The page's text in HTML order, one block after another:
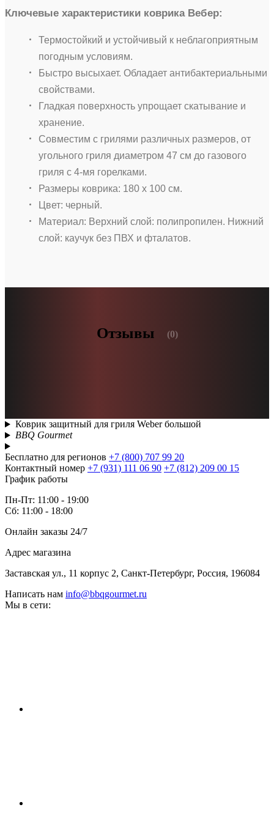
Ключевые характеристики коврика Вебер:
Термостойкий и устойчивый к неблагоприятным
погодным условиям.
Быстро высыхает. Обладает антибактериальными
свойствами.
Гладкая поверхность упрощает скатывание и
хранение.
Совместим с грилями различных размеров, от
угольного гриля диаметром 47 см до газового
гриля с 4-мя горелками.
Размеры коврика: 180 х 100 см.
Цвет: черный.
Материал: Верхний слой: полипропилен. Нижний
слой: каучук без ПВХ и фталатов.
Отзывы (0)
Коврик защитный для гриля Weber большой
BBQ Gourmet
Бесплатно для регионов +7 (800) 707 99 20
Контактный номер +7 (931) 111 06 90 +7 (812) 209 00 15
График работы
Пн-Пт: 11:00 - 19:00
Сб: 11:00 - 18:00
Онлайн заказы 24/7
Адрес магазина
Заставская ул., 11 корпус 2, Санкт-Петербург, Россия, 196084
Написать нам info@bbqgourmet.ru
Мы в сети: